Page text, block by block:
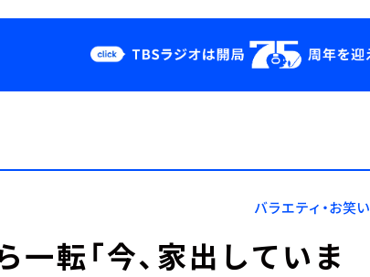
YouTube
会社情報
バラエティ・お笑い
転「今、家出していま